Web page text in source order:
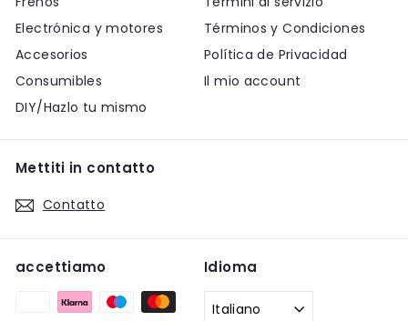
Electrónica y motores
Accesorios
Consumibles
DIY/Hazlo tu mismo
Términos y Condiciones
Política de Privacidad
Il mio account
Mettiti in contatto
Contatto
accettiamo Idioma
Italiano